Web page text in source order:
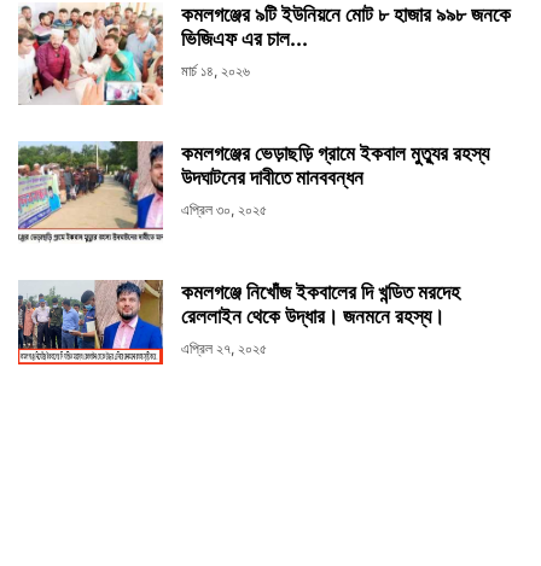
কমলগঞ্জের ৯টি ইউনিয়নে মোট ৮ হাজার ৯৯৮ জনকে
ভিজিএফ এর চাল...
মার্চ ১৪, ২০২৬
কমলগঞ্জের ভেড়াছড়ি গ্রামে ইকবাল মুত্যুর রহস্য
উদঘাটনের দাবীতে মানববন্ধন
এপ্রিল ৩০, ২০২৫
কমলগঞ্জে নিখোঁজ ইকবালের দি খন্ডিত মরদেহ
রেললাইন থেকে উদ্ধার। জনমনে রহস্য।
এপ্রিল ২৭, ২০২৫